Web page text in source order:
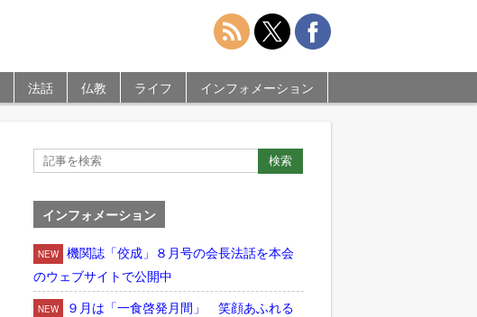
法話 仏教 ライフ インフォメーション
インフォメーション
NEW
機関誌「佼成」８月号の会長法話を本会
のウェブサイトで公開中
NEW
９月は「一食啓発月間」 笑顔あふれる